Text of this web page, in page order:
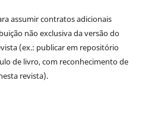
assumir contratos adicionais
não exclusiva da versão do
(ex.: publicar em repositório
de livro, com reconhecimento de
revista).